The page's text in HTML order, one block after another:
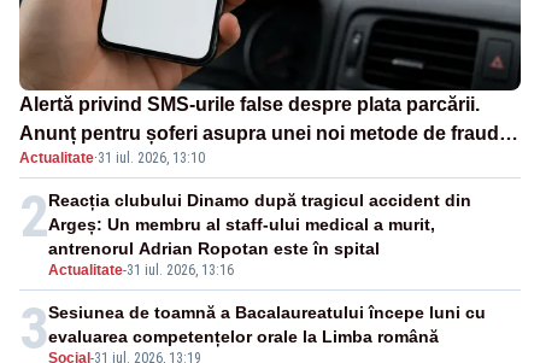
Alertă privind SMS-urile false despre plata parcării.
Anunț pentru șoferi asupra unei noi metode de fraudă
online
Actualitate·31 iul. 2026, 13:10
2
Actualitate-31 iul. 2026, 13:16
Reacția clubului Dinamo după tragicul accident din
Argeș: Un membru al staff-ului medical a murit,
antrenorul Adrian Ropotan este în spital
3Social -31 iul. 2026, 13:19
Sesiunea de toamnă a Bacalaureatului începe luni cu
evaluarea competențelor orale la Limba română